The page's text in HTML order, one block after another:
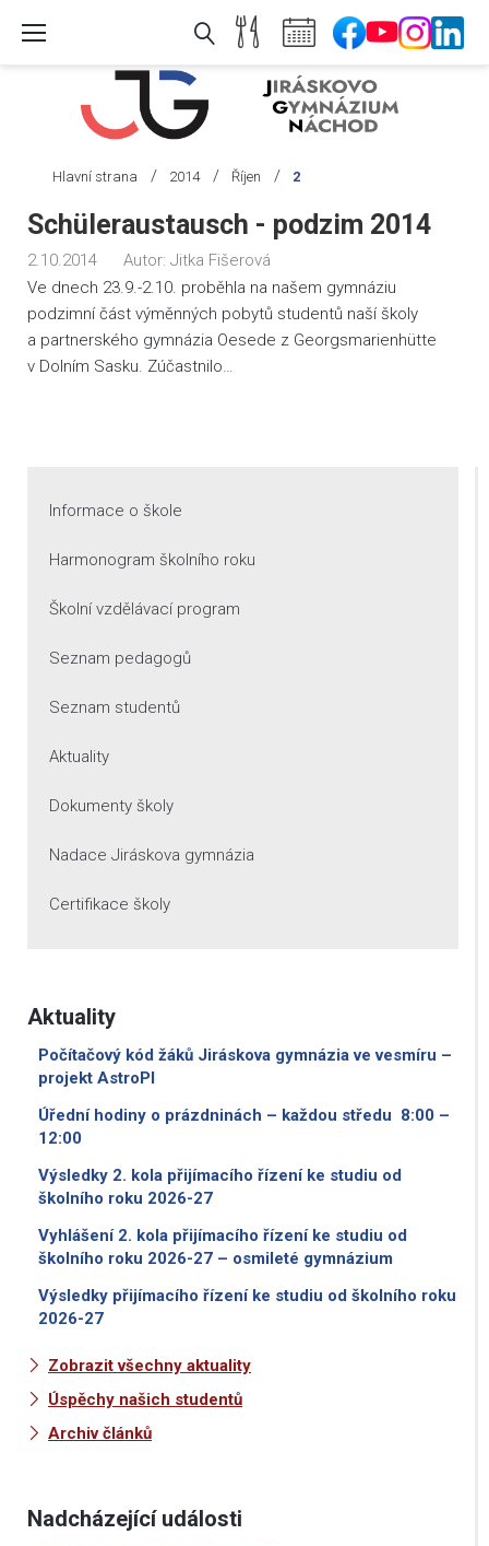
Hlavní strana / 2014 / Říjen / 2
Den:
2.
10.
2014
Schüleraustausch - podzim 2014
2.10.2014 Autor: Jitka Fišerová
Ve dnech 23.9.-2.10. proběhla na našem gymnáziu
podzimní část výměnných pobytů studentů naší školy
a partnerského gymnázia Oesede z Georgsmarienhütte
v Dolním Sasku. Zúčastnilo…
Informace o škole
Harmonogram školního roku
Školní vzdělávací program
Seznam pedagogů
Seznam studentů
Aktuality
Dokumenty školy
Nadace Jiráskova gymnázia
Certifikace školy
Aktuality
Počítačový kód žáků Jiráskova gymnázia ve vesmíru –
projekt AstroPI
Úřední hodiny o prázdninách – každou středu 8:00 –
12:00
Výsledky 2. kola přijímacího řízení ke studiu od
školního roku 2026-27
Vyhlášení 2. kola přijímacího řízení ke studiu od
školního roku 2026-27 – osmileté gymnázium
Výsledky přijímacího řízení ke studiu od školního roku
2026-27
Zobrazit všechny aktuality
Úspěchy našich studentů
Archiv článků
Nadcházející události